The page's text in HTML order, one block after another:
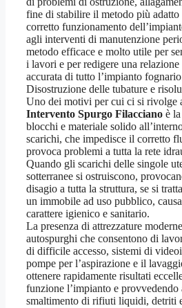
fine di stabilire il metodo più
corretto funzionamento
agli interventi di manutenzione
metodo efficace e molto utile per
i lavori e per redigere una relazione
accurata di tutto l’impianto
Disostruzione delle tubature e
Uno dei motivi per cui ci si rivolge
Intervento Spurgo Filacciano è
blocchi e materiale solido
scarichi, che impedisce il corretto
provoca problemi a tutta la rete
Quando gli scarichi delle singole
sotterranee si ostruiscono,
disagio a tutta la struttura, se si
un immobile ad uso pubblico,
carattere igienico e sanitario.
La presenza di attrezzature
autospurghi che consentono di
di difficile accesso, sistemi di
pompe per l’aspirazione e il
ottenere rapidamente risultati
funzione l’impianto e
smaltimento di rifiuti liquidi, detriti